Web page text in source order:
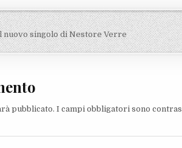
singolo di Nestore Verre
pubblicato. I campi obbligatori sono